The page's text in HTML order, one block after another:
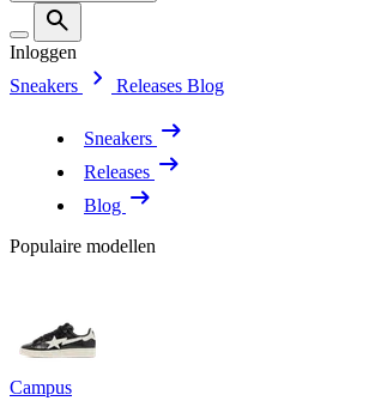
Inloggen
Sneakers
Releases Blog
Sneakers
Releases
Blog
Populaire modellen
Campus